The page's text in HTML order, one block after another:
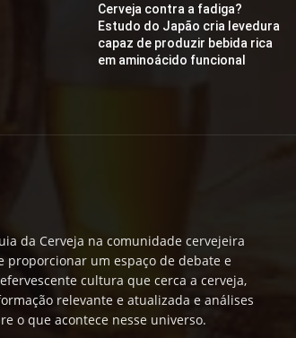
Cerveja contra a fadiga?
Estudo do Japão cria levedura
capaz de produzir bebida rica
em aminoácido funcional
da Cerveja na comunidade cervejeira
proporcionar um espaço de debate e
cultura que cerca a cerveja,
relevante e atualizada e análises
o que acontece nesse universo.